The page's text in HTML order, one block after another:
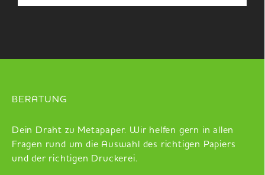
BERATUNG
Dein Draht zu Metapaper. Wir helfen gern in allen
Fragen rund um die Auswahl des richtigen Papiers
und der richtigen Druckerei.